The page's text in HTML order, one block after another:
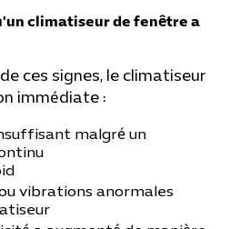
climatiseur de fenêtre a
ces signes, le climatiseur
immédiate :
malgré un
vibrations anormales